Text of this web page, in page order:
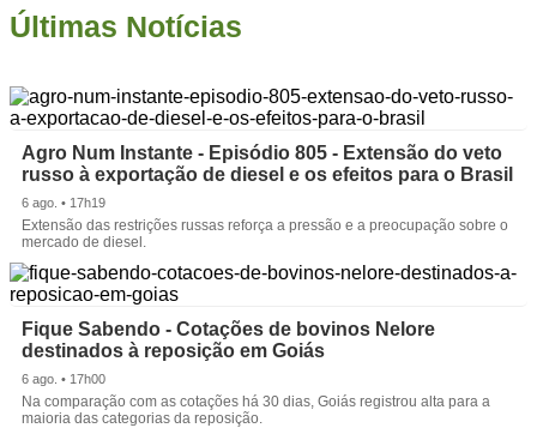
Últimas Notícias
Agro Num Instante - Episódio 805 - Extensão do veto
russo à exportação de diesel e os efeitos para o Brasil
6 ago. • 17h19
Extensão das restrições russas reforça a pressão e a preocupação sobre o
mercado de diesel.
Fique Sabendo - Cotações de bovinos Nelore
destinados à reposição em Goiás
6 ago. • 17h00
Na comparação com as cotações há 30 dias, Goiás registrou alta para a
maioria das categorias da reposição.